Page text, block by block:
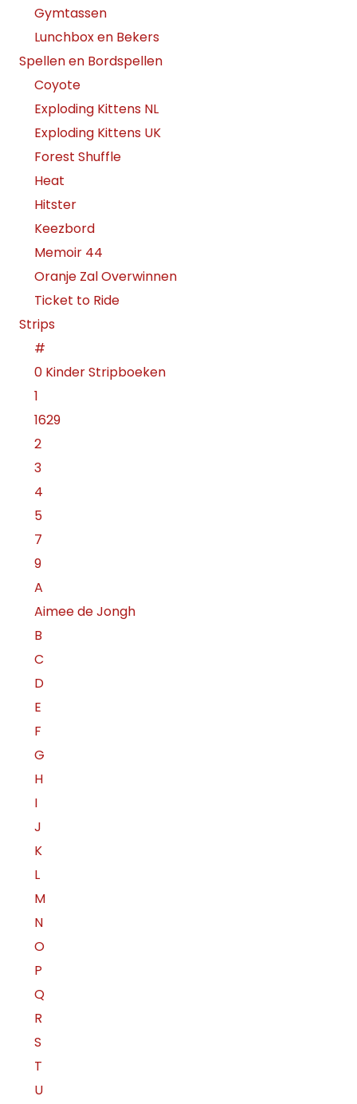
Gymtassen
Lunchbox en Bekers
Spellen en Bordspellen
Coyote
Exploding Kittens NL
Exploding Kittens UK
Forest Shuffle
Heat
Hitster
Keezbord
Memoir 44
Oranje Zal Overwinnen
Ticket to Ride
Strips
#
0 Kinder Stripboeken
1
1629
2
3
4
5
7
9
A
Aimee de Jongh
B
C
D
E
F
G
H
I
J
K
L
M
N
O
P
Q
R
S
T
U